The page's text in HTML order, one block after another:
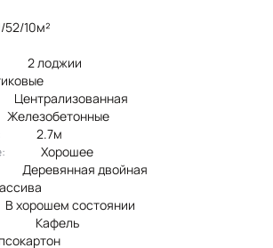
52/10м²
2 лоджии
централизованная
железобетонные
2.7м
хорошее
Деревянная двойная
в хорошем состоянии
кафель